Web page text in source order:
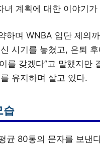
녀 계획에 대한 이야기
하며 WNBA 입단 제의
시기를 놓쳤고, 은퇴
를 갖겠다”고 말했지만
유지하며 살고 있다.
습
균 80통의 문자를 보낸